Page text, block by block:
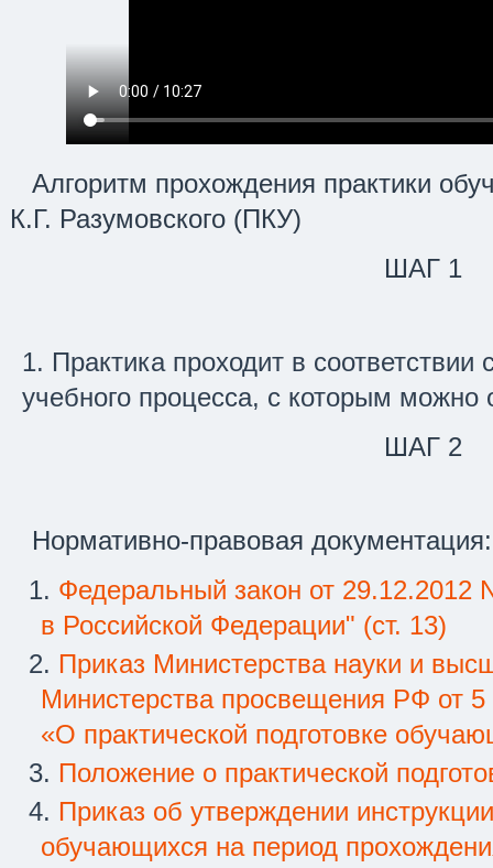
Алгоритм прохождения практики
К.Г. Разумовского (ПКУ)
ШАГ 1
Практика проходит в
учебного процесса, с которым можно
ШАГ 2
Нормативно-правовая документация:
1. Федеральный закон от 29.12.2012
в Российской Федерации" (ст. 13)
2. Приказ Министерства науки и
Министерства просвещения РФ от
«О практической подготовке
3. Положение о практической
4. Приказ об утверждении
обучающихся на период